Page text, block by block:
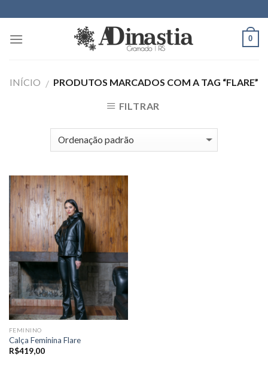
to
content
0
INÍCIO / PRODUTOS MARCADOS COM A TAG “FLARE”
FILTRAR
FEMININO
Calça Feminina Flare
R$419,00